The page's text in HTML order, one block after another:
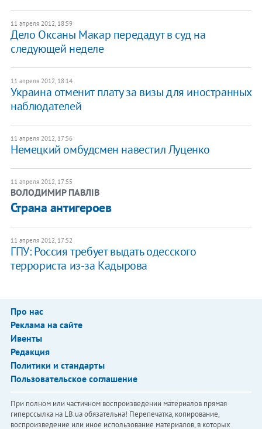
11 апреля 2012, 18:59
Дело Оксаны Макар передадут в суд на
следующей неделе
11 апреля 2012, 18:14
Украина отменит плату за визы для иностранных
наблюдателей
11 апреля 2012, 17:56
Немецкий омбудсмен навестил Луценко
11 апреля 2012, 17:55
ВОЛОДИМИР ПАВЛІВ
Страна антигероев
11 апреля 2012, 17:52
ГПУ: Россия требует выдать одесского
террориста из-за Кадырова
Про нас
Реклама на сайте
Ивенты
Редакция
Политики и стандарты
Пользовательское соглашение
При полном или частичном воспроизведении материалов прямая
гиперссылка на LB.ua обязательна! Перепечатка, копирование,
воспроизведение или иное использование материалов, в которых